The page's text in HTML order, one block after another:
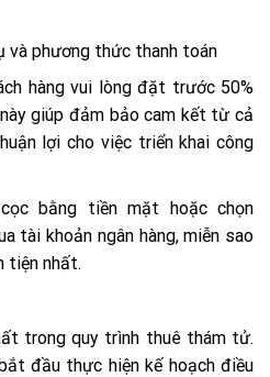
và phương thức thanh toán
hàng vui lòng đặt trước 50%
giúp đảm bảo cam kết từ cả
lợi cho việc triển khai công
bằng tiền mặt hoặc chọn
tài khoản ngân hàng, miễn sao
tiện nhất.
trong quy trình thuê thám tử.
đầu thực hiện kế hoạch điều